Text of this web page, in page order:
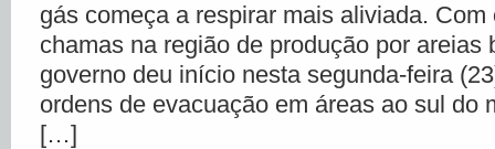
gás começa a respirar mais aliviada.
chamas na região de produção por areias
governo deu início nesta segunda-feira
ordens de evacuação em áreas ao sul do
[…]